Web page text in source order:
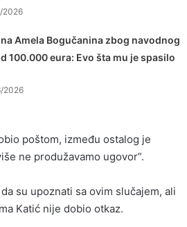
2026
na Amela Bogučanina zbog navodnog
100.000 eura: Evo šta mu je spasilo
2026
poštom, između ostalog je
ne produžavamo ugovor”.
su upoznati sa ovim slučajem, ali
Katić nije dobio otkaz.